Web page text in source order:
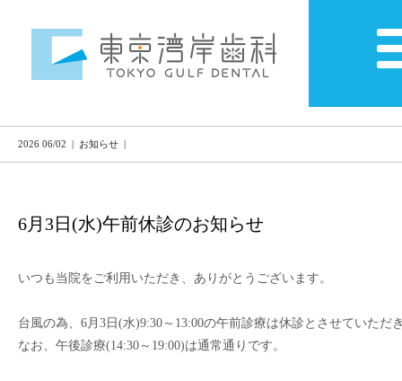
2026 06/02 | お知らせ |
6月3日(水)午前休診のお知らせ
いつも当院をご利用いただき、ありがとうございます。
台風の為、 6月3日(水)9:30～13:00の午前診療は休診とさせていただ
なお、 午後診療(14:30～19:00)は通常通り です。